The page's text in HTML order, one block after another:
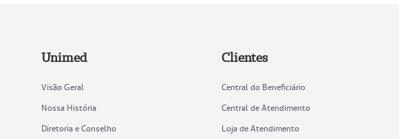
Unimed
Visão Geral
Nossa História
Diretoria e Conselho
Clientes
Central do Beneficiário
Central de Atendimento
Loja de Atendimento